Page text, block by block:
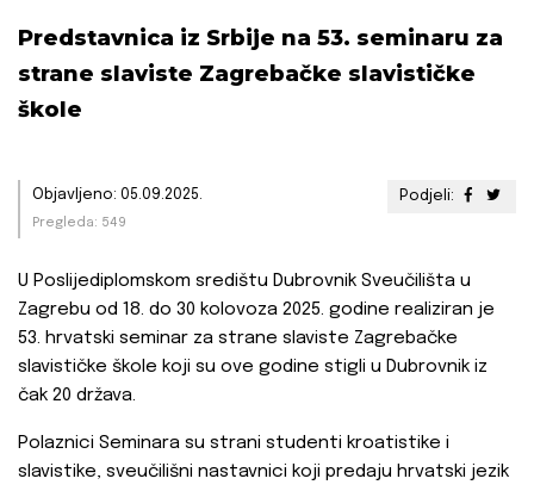
Predstavnica iz Srbije na 53. seminaru za
strane slaviste Zagrebačke slavističke
škole
Podjeli:
Objavljeno: 05.09.2025.
Pregleda: 549
U Poslijediplomskom središtu Dubrovnik Sveučilišta u
Zagrebu od 18. do 30 kolovoza 2025. godine realiziran je
53. hrvatski seminar za strane slaviste Zagrebačke
slavističke škole koji su ove godine stigli u Dubrovnik iz
čak 20 država.
Polaznici Seminara su strani studenti kroatistike i
slavistike, sveučilišni nastavnici koji predaju hrvatski jezik